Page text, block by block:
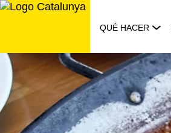
Saltar
QUÉ HACER